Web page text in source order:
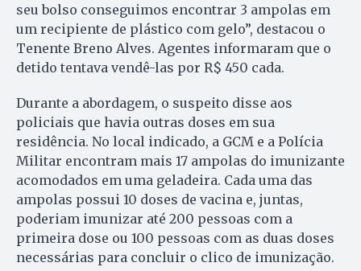
seu bolso conseguimos encontrar 3 ampolas em
um recipiente de plástico com gelo”, destacou o
Tenente Breno Alves. Agentes informaram que o
detido tentava vendê-las por R$ 450 cada.
Durante a abordagem, o suspeito disse aos
policiais que havia outras doses em sua
residência. No local indicado, a GCM e a Polícia
Militar encontram mais 17 ampolas do imunizante
acomodados em uma geladeira. Cada uma das
ampolas possui 10 doses de vacina e, juntas,
poderiam imunizar até 200 pessoas com a
primeira dose ou 100 pessoas com as duas doses
necessárias para concluir o clico de imunização.